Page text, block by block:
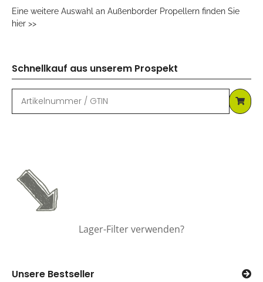
Eine weitere Auswahl an Außenborder Propellern finden Sie
hier >>
Schnellkauf aus unserem Prospekt
Lager-Filter verwenden?
Unsere Bestseller